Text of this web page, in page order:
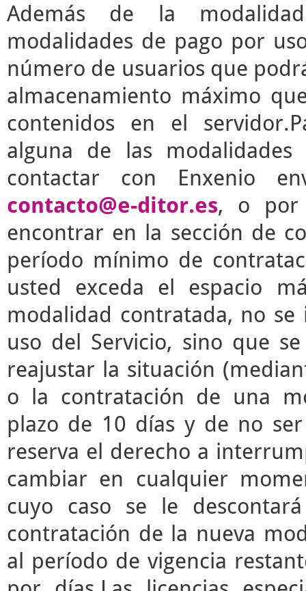
Además de la
modalidades de pago por
número de usuarios que
almacenamiento máximo
contenidos en el
alguna de las
contactar con Enxenio
contacto@e-ditor.es, o por
encontrar en la sección de
período mínimo de
usted exceda el espacio
modalidad contratada, no
uso del Servicio, sino que
reajustar la situación
o la contratación de una
plazo de 10 días y de no
reserva el derecho a
cambiar en cualquier
cuyo caso se le
contratación de la nueva
al período de vigencia